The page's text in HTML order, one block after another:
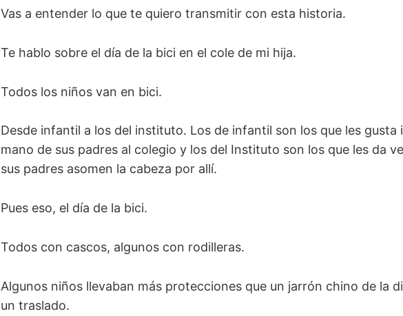
Vas a entender lo que te quiero transmitir con esta historia.
Te hablo sobre el día de la bici en el cole de mi hija.
Todos los niños van en bici.
Desde infantil a los del instituto. Los de infantil son los que les gusta
mano de sus padres al colegio y los del Instituto son los que les da
sus padres asomen la cabeza por allí.
Pues eso, el día de la bici.
Todos con cascos, algunos con rodilleras.
Algunos niños llevaban más protecciones que un jarrón chino de la
un traslado.